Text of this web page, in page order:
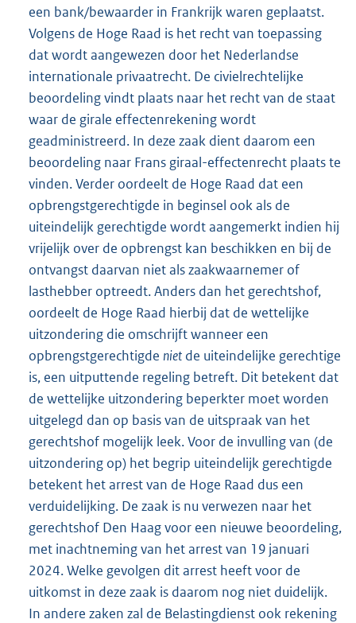
een bank/bewaarder in Frankrijk waren geplaatst.
Volgens de Hoge Raad is het recht van toepassing
dat wordt aangewezen door het Nederlandse
internationale privaatrecht. De civielrechtelijke
beoordeling vindt plaats naar het recht van de staat
waar de girale effectenrekening wordt
geadministreerd. In deze zaak dient daarom een
beoordeling naar Frans giraal-effectenrecht plaats te
vinden. Verder oordeelt de Hoge Raad dat een
opbrengstgerechtigde in beginsel ook als de
uiteindelijk gerechtigde wordt aangemerkt indien hij
vrijelijk over de opbrengst kan beschikken en bij de
ontvangst daarvan niet als zaakwaarnemer of
lasthebber optreedt. Anders dan het gerechtshof,
oordeelt de Hoge Raad hierbij dat de wettelijke
uitzondering die omschrijft wanneer een
opbrengstgerechtigde niet de uiteindelijke gerechtige
is, een uitputtende regeling betreft. Dit betekent dat
de wettelijke uitzondering beperkter moet worden
uitgelegd dan op basis van de uitspraak van het
gerechtshof mogelijk leek. Voor de invulling van (de
uitzondering op) het begrip uiteindelijk gerechtigde
betekent het arrest van de Hoge Raad dus een
verduidelijking. De zaak is nu verwezen naar het
gerechtshof Den Haag voor een nieuwe beoordeling,
met inachtneming van het arrest van 19 januari
2024. Welke gevolgen dit arrest heeft voor de
uitkomst in deze zaak is daarom nog niet duidelijk.
In andere zaken zal de Belastingdienst ook rekening